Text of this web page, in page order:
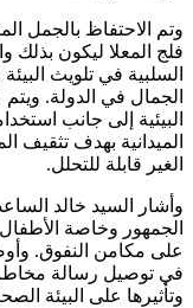
وتم الاحتفاظ بالجمل
فلج المعلا ليكون بذلك
الجمال في الدولة.
البيئية إلى جانب
الميدانية بهدف تثقيف
الغير قابلة للتحلل.
وأشار السيد خالد
الجمهور وخاصة
على مكامن النفوق.
في توصيل رسالة مخاطر
وتأثيرها على البيئة